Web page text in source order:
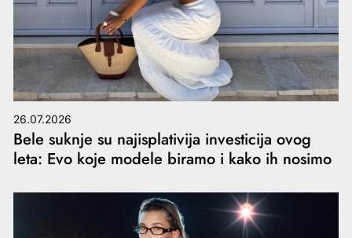
26.07.2026
Bele suknje su najisplativija investicija ovog
leta: Evo koje modele biramo i kako ih nosimo